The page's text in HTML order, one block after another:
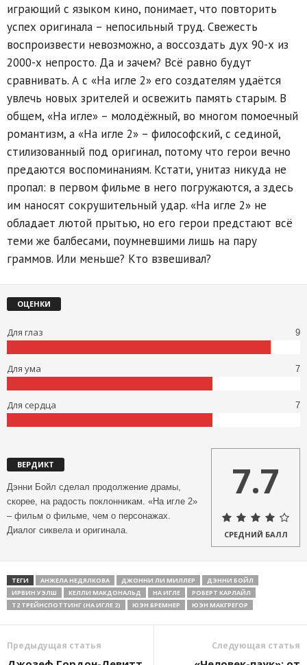
играющий с языком кино, понимает, что повторить
успех оригинала – непосильный труд. Свежесть
воспроизвести невозможно, а воссоздать дух 90-х из
2000-х непросто. Да и зачем? Всё равно будут
сравнивать. А с «На игле 2» его создателям удаётся
увлечь новых зрителей и освежить память старым. В
общем, «На игле» – молодёжный, во многом помоечный
романтизм, а «На игле 2» – философский, с сединой,
стилизованный под оригинал, потому что герои вечно
предаются воспоминаниям. Кстати, унитаз никуда не
пропал: в первом фильме в него погружаются, а здесь
им наносят сокрушительный удар. «На игле 2» не
обладает лютой прытью, но его герои предстают всё
теми же балбесами, поумневшими лишь на пару
граммов. Или меньше? Кто взвешивал?
ОЦЕНКИ
Для глаз 9
Для ума 7
Для сердца 7
ВЕРДИКТ
Дэнни Бойл сделал продолжение драмы,
скорее, на радость поклонникам. «На игле 2»
– фильм о фильме, чем о персонажах.
Диалог сиквела и оригинала.
7.7
СРЕДНИЙ БАЛЛ
ТЕГИ АНЖЕЛА НЕДЯЛКОВА ДЖОННИ ЛИ МИЛЛЕР
ДЭННИ БОЙЛ
ИРВИН УЭЛШ
КЕЛЛИ МАКДОНАЛЬД НА ИГЛЕ
РОБЕРТ КАРЛАЙЛ
Т2 ТРЕЙНСПОТТИНГ (НА ИГЛЕ 2)
ЮЭН БРЕМНЕР ЮЭН МАКГРЕГОР
Предыдущая статья Следующая статья